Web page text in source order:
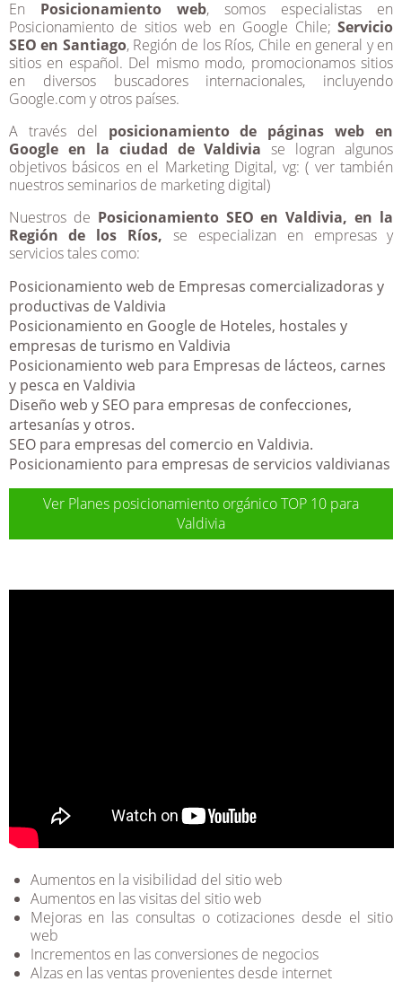
En Posicionamiento web, somos especialistas en
Posicionamiento de sitios web en Google Chile;Servicio
SEO en Santiago, Región de los Ríos, Chile en general y en
sitios en español. Del mismo modo, promocionamos sitios
en diversos buscadores internacionales, incluyendo
Google.com y otros países.
A través del posicionamiento de páginas web en
Google en la ciudad de Valdivia se logran algunos
objetivos básicos en el Marketing Digital, vg: ( ver también
nuestros seminarios de marketing digital)
Nuestros de Posicionamiento SEO en Valdivia, en la
Región de los Ríos, se especializan en empresas y
servicios tales como:
Posicionamiento web de Empresas comercializadoras y
productivas de Valdivia
Posicionamiento en Google de Hoteles, hostales y
empresas de turismo en Valdivia
Posicionamiento web para Empresas de lácteos, carnes
y pesca en Valdivia
Diseño web y SEO para empresas de confecciones,
artesanías y otros.
SEO para empresas del comercio en Valdivia.
Posicionamiento para empresas de servicios valdivianas
Ver Planes posicionamiento orgánico TOP 10 para
Valdivia
Aumentos en la visibilidad del sitio web
Aumentos en las visitas del sitio web
Mejoras en las consultas o cotizaciones desde el sitio
web
Incrementos en las conversiones de negocios
Alzas en las ventas provenientes desde internet